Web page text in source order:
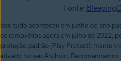
Fonte:
Isso tudo aconteceu em junho do ano
de removê-los agora em julho de 2022,
proteção padrão (Play Protect):
ativado no seu Android. Recomendamos